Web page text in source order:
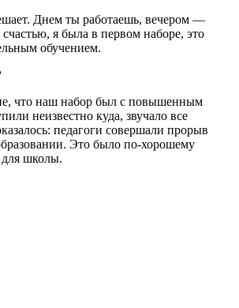
Днем ты работаешь, вечером —
я была в первом наборе, это
обучением.
что наш набор был с повышенным
неизвестно куда, звучало все
педагоги совершали прорыв
Это было по-хорошему
школы.